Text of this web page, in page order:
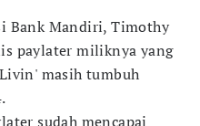
Bank Mandiri, Timothy
paylater miliknya yang
masih tumbuh
sudah mencapai